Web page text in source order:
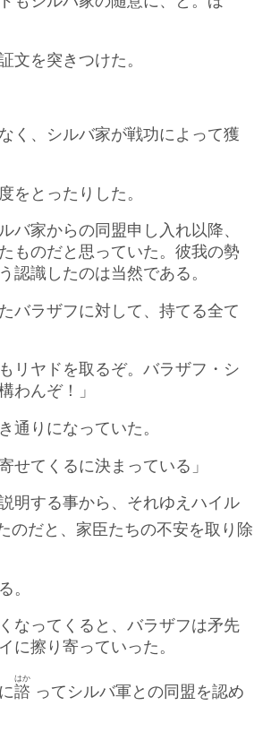
文を突きつけた。
く、シルバ家が戦功によって獲
をとったりした。
家からの同盟申し入れ以降、
ものだと思っていた。彼我の勢
認識したのは当然である。
バラザフに対して、持てる全て
リヤドを取るぞ。バラザフ・シ
わんぞ！」
りになっていた。
せてくるに決まっている」
明する事から、それゆえハイル
のだと、家臣たちの不安を取り除
。
なってくると、バラザフは矛先
に擦り寄っていった。
諮
はか
ってシルバ軍との同盟を認め